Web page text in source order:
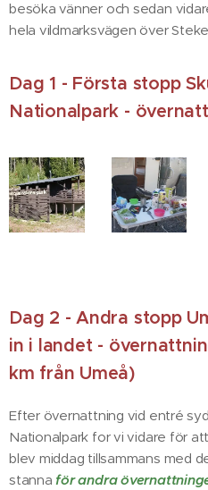
besöka vänner och sedan
hela vildmarksvägen över
Dag 1 - Första stopp
Nationalpark -
Dag 2 - Andra stopp
in i landet -
km från Umeå)
Efter övernattning vid entré
Nationalpark for vi vidare för
blev middag tillsammans med
stannaför andra